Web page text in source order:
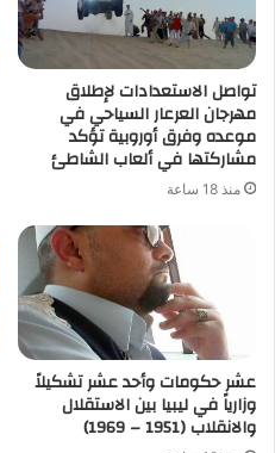
تواصل الاستعدادات لإطلاق
مهرجان العرعار السياحي في
موعده وفرق أوروبية تؤكد
مشاركتها في ألعاب الشاطئ
منذ 18 ساعة
عشر حكومات وأحد عشر تشكيلاً
وزارياً في ليبيا بين الاستقلال
والانقلاب (1951 – 1969)